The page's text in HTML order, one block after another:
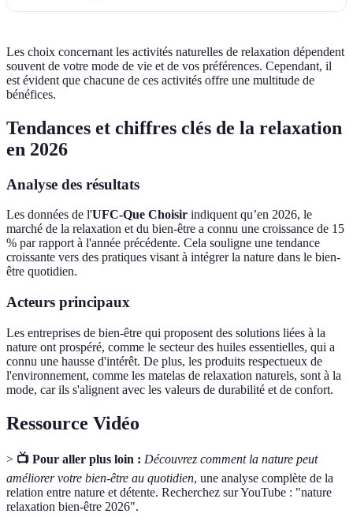
Les choix concernant les activités naturelles de relaxation dépendent
souvent de votre mode de vie et de vos préférences. Cependant, il
est évident que chacune de ces activités offre une multitude de
bénéfices.
Tendances et chiffres clés de la relaxation
en 2026
Analyse des résultats
Les données de l'UFC-Que Choisir indiquent qu’en 2026, le
marché de la relaxation et du bien-être a connu une croissance de 15
% par rapport à l'année précédente. Cela souligne une tendance
croissante vers des pratiques visant à intégrer la nature dans le bien-
être quotidien.
Acteurs principaux
Les entreprises de bien-être qui proposent des solutions liées à la
nature ont prospéré, comme le secteur des huiles essentielles, qui a
connu une hausse d'intérêt. De plus, les produits respectueux de
l'environnement, comme les matelas de relaxation naturels, sont à la
mode, car ils s'alignent avec les valeurs de durabilité et de confort.
Ressource Vidéo
> 📺 Pour aller plus loin : Découvrez comment la nature peut
améliorer votre bien-être au quotidien, une analyse complète de la
relation entre nature et détente. Recherchez sur YouTube : "nature
relaxation bien-être 2026".